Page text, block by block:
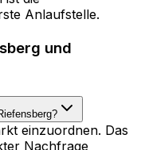
Anlaufstelle.
und
einzuordnen. Das
Nachfrage